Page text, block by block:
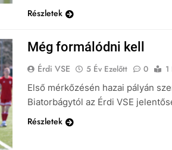
Részletek
Még formálódni kell
Érdi VSE 5 Év Ezelőtt 0
1
Első mérkőzésén hazai pályán
Biatorbágytól az Érdi VSE
Részletek